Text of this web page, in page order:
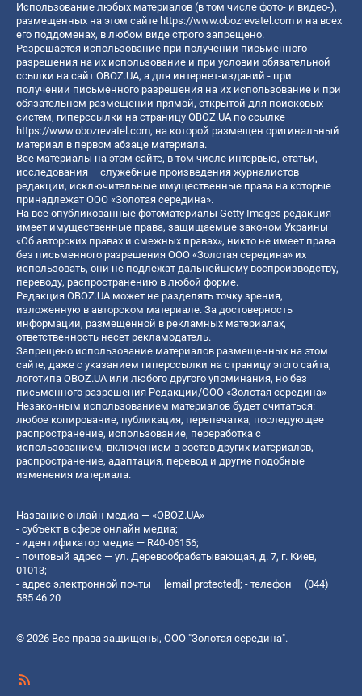
Использование любых материалов (в том числе фото- и видео-),
размещенных на этом сайте https://www.obozrevatel.com и на всех
его поддоменах, в любом виде строго запрещено.
Разрешается использование при получении письменного
разрешения на их использование и при условии обязательной
ссылки на сайт OBOZ.UA, а для интернет-изданий - при
получении письменного разрешения на их использование и при
обязательном размещении прямой, открытой для поисковых
систем, гиперссылки на страницу OBOZ.UA по ссылке
https://www.obozrevatel.com, на которой размещен оригинальный
материал в первом абзаце материала.
Все материалы на этом сайте, в том числе интервью, статьи,
исследования – служебные произведения журналистов
редакции, исключительные имущественные права на которые
принадлежат ООО «Золотая середина».
На все опубликованные фотоматериалы Getty Images редакция
имеет имущественные права, защищаемые законом Украины
«Об авторских правах и смежных правах», никто не имеет права
без письменного разрешения ООО «Золотая середина» их
использовать, они не подлежат дальнейшему воспроизводству,
переводу, распространению в любой форме.
Редакция OBOZ.UA может не разделять точку зрения,
изложенную в авторском материале. За достоверность
информации, размещенной в рекламных материалах,
ответственность несет рекламодатель.
Запрещено использование материалов размещенных на этом
сайте, даже с указанием гиперссылки на страницу этого сайта,
логотипа OBOZ.UA или любого другого упоминания, но без
письменного разрешения Редакции/ООО «Золотая середина»
Незаконным использованием материалов будет считаться:
любое копирование, публикация, перепечатка, последующее
распространение, использование, переработка с
использованием, включением в состав других материалов,
распространение, адаптация, перевод и другие подобные
изменения материала.
Название онлайн медиа — «OBOZ.UA»
- субъект в сфере онлайн медиа;
- идентификатор медиа — R40-06156;
- почтовый адрес — ул. Деревообрабатывающая, д. 7, г. Киев,
01013;
- адрес электронной почты — [email protected] ; - телефон — (044)
585 46 20
© 2026 Все права защищены, ООО "Золотая середина".